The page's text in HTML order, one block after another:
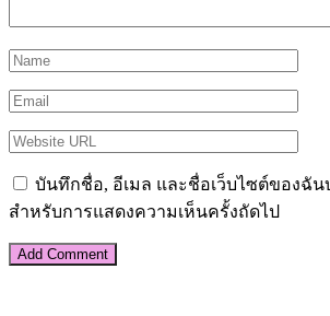
บันทึกชื่อ, อีเมล และชื่อเว็บไซต์ของฉัน
สำหรับการแสดงความเห็นครั้งถัดไป